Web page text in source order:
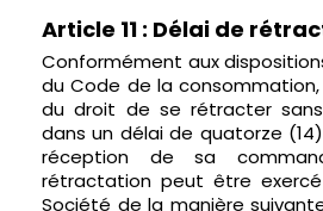
Article 11 : Délai de
Conformément aux
du Code de la consommation,
du droit de se rétracter
dans un délai de quatorze
réception de sa
rétractation peut être
Société de la manière